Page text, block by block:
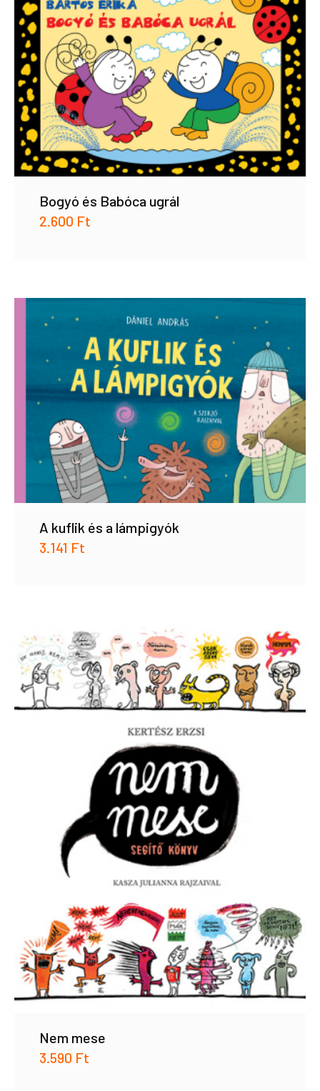
Bogyó és Babóca ugrál
2.600 Ft
A kuflik és a lámpigyók
3.141 Ft
Nem mese
3.590 Ft